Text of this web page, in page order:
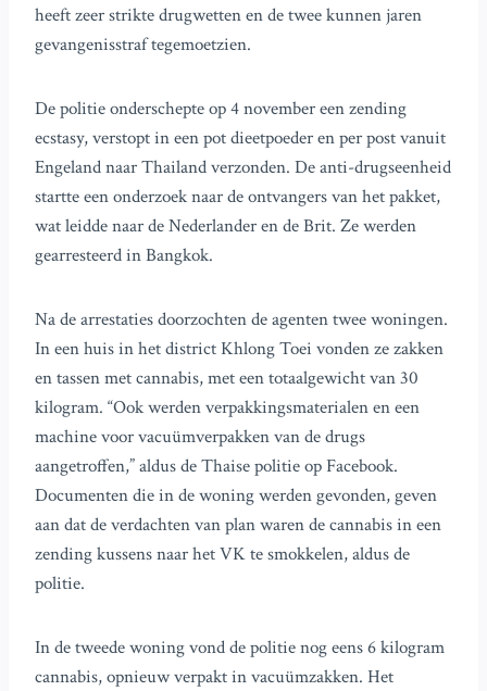
heeft zeer strikte drugwetten en de twee kunnen jaren
gevangenisstraf tegemoetzien.
De politie onderschepte op 4 november een zending
ecstasy, verstopt in een pot dieetpoeder en per post vanuit
Engeland naar Thailand verzonden. De anti-drugseenheid
startte een onderzoek naar de ontvangers van het pakket,
wat leidde naar de Nederlander en de Brit. Ze werden
gearresteerd in Bangkok.
Na de arrestaties doorzochten de agenten twee woningen.
In een huis in het district Khlong Toei vonden ze zakken
en tassen met cannabis, met een totaalgewicht van 30
kilogram. “Ook werden verpakkingsmaterialen en een
machine voor vacuümverpakken van de drugs
aangetroffen,” aldus de Thaise politie op Facebook.
Documenten die in de woning werden gevonden, geven
aan dat de verdachten van plan waren de cannabis in een
zending kussens naar het VK te smokkelen, aldus de
politie.
In de tweede woning vond de politie nog eens 6 kilogram
cannabis, opnieuw verpakt in vacuümzakken. Het